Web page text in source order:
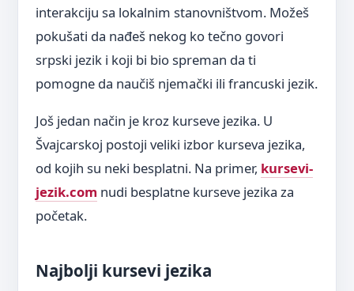
interakciju sa lokalnim stanovništvom. Možeš
pokušati da nađeš nekog ko tečno govori
srpski jezik i koji bi bio spreman da ti
pomogne da naučiš njemački ili francuski jezik.
Još jedan način je kroz kurseve jezika. U
Švajcarskoj postoji veliki izbor kurseva jezika,
od kojih su neki besplatni. Na primer, kursevi-
jezik.com nudi besplatne kurseve jezika za
početak.
Najbolji kursevi jezika